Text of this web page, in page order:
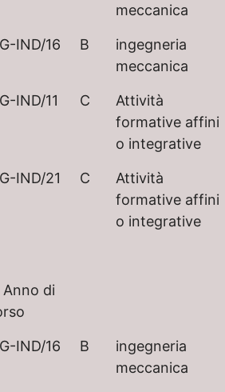
meccanica
IND/16 B
ingegneria
meccanica
IND/11 C
Attività
formative affini
o integrative
IND/21 C
Attività
formative affini
o integrative
Anno di
IND/16 B
ingegneria
meccanica